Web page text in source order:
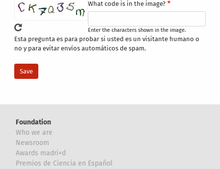
What code is in the image?
Enter the characters shown in the image.
Esta pregunta es para probar si usted es un visitante humano o
no y para evitar envíos automáticos de spam.
Foundation
Who we are
Newsroom
Awards madri+d
Premios de Ciencia en Español